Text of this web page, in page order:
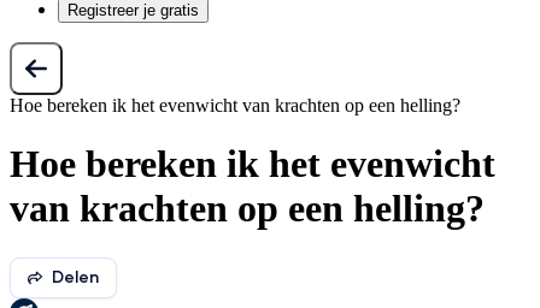
Registreer je gratis
Hoe bereken ik het evenwicht van krachten op een helling?
Hoe bereken ik het evenwicht
van krachten op een helling?
Delen